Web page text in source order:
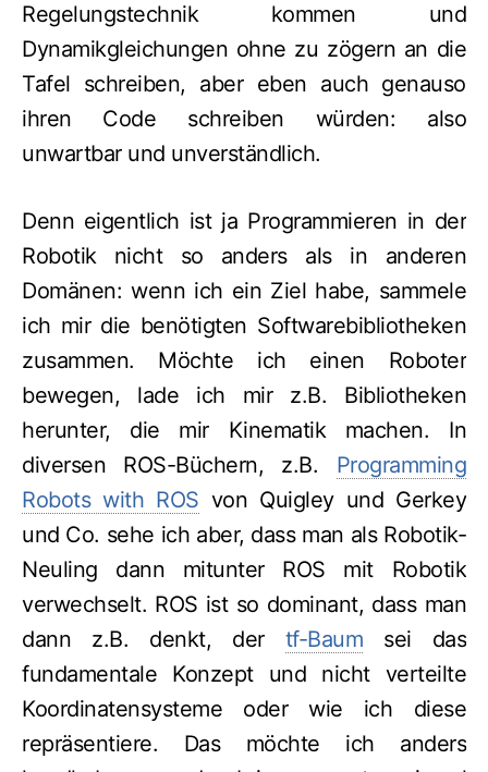
Regelungstechnik kommen und
Dynamikgleichungen ohne zu zögern an die
Tafel schreiben, aber eben auch genauso
ihren Code schreiben würden: also
unwartbar und unverständlich.
Denn eigentlich ist ja Programmieren in der
Robotik nicht so anders als in anderen
Domänen: wenn ich ein Ziel habe, sammele
ich mir die benötigten Softwarebibliotheken
zusammen. Möchte ich einen Roboter
bewegen, lade ich mir z.B. Bibliotheken
herunter, die mir Kinematik machen. In
diversen ROS-Büchern, z.B. Programming
Robots with ROS von Quigley und Gerkey
und Co. sehe ich aber, dass man als Robotik-
Neuling dann mitunter ROS mit Robotik
verwechselt. ROS ist so dominant, dass man
dann z.B. denkt, der tf-Baum sei das
fundamentale Konzept und nicht verteilte
Koordinatensysteme oder wie ich diese
repräsentiere. Das möchte ich anders